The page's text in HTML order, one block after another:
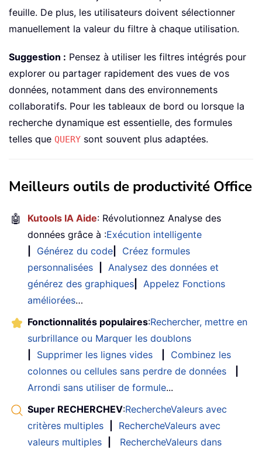
feuille. De plus, les utilisateurs doivent sélectionner
manuellement la valeur du filtre à chaque utilisation.
Suggestion : Pensez à utiliser les filtres intégrés pour
explorer ou partager rapidement des vues de vos
données, notamment dans des environnements
collaboratifs. Pour les tableaux de bord ou lorsque la
recherche dynamique est essentielle, des formules
telles que QUERY sont souvent plus adaptées.
Meilleurs outils de productivité Office
🤖 Kutools IA Aide: Révolutionnez Analyse des
données grâce à :Exécution intelligente
Générez du code
Créez formules
personnalisées
Analysez des données et
générez des graphiques
Appelez Fonctions
améliorées…
Fonctionnalités populaires:Rechercher, mettre en
surbrillance ou Marquer les doublons
Supprimer les lignes vides
Combinez les
colonnes ou cellules sans perdre de données
Arrondi sans utiliser de formule...
Super RECHERCHEV:RechercheValeurs avec
critères multiples
RechercheValeurs avec
valeurs multiples
RechercheValeurs dans